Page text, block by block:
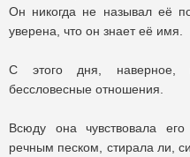
Он никогда не называл её
уверена, что он знает её имя.
С этого дня, наверное,
бессловесные отношения.
Всюду она чувствовала
речным песком, стирала ли,